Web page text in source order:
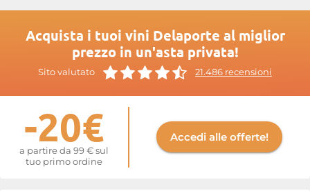
Acquista i tuoi vini Delaporte al miglior
prezzo in un'asta privata!
Sito valutato 21.486 recensioni
-20€
a partire da 99 € sul
tuo primo ordine
Accedi alle offerte!